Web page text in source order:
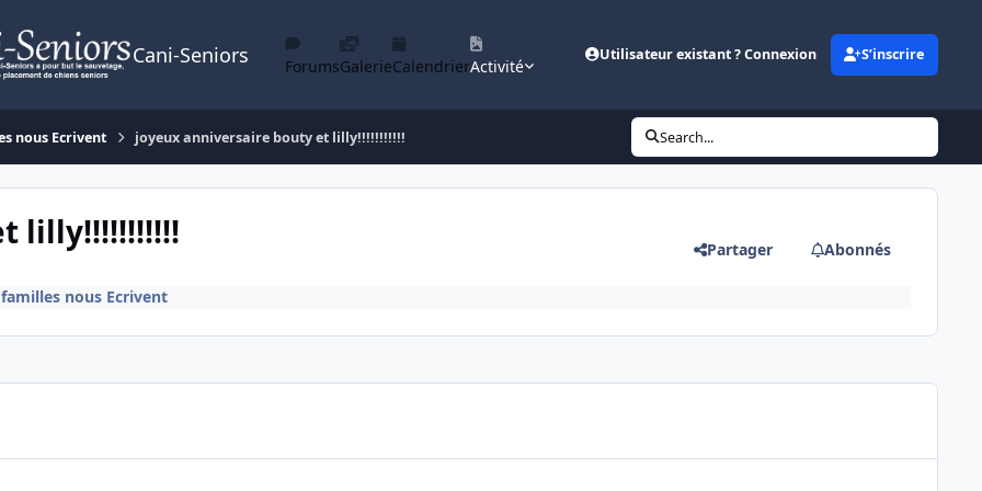
Cani-Seniors ForumsGalerieCalendrierActivité
Utilisateur existant ? Connexion S’inscrire
nous Ecrivent joyeux anniversaire bouty et lilly!!!!!!!!!!! Search...
lilly!!!!!!!!!!! Partager Abonnés
nous Ecrivent